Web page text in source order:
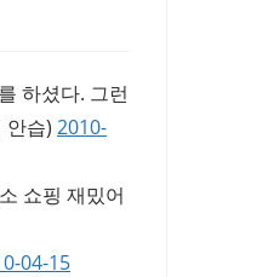
하셨다. 그런
안습) 2010-
쇼핑 재밌어
04-15